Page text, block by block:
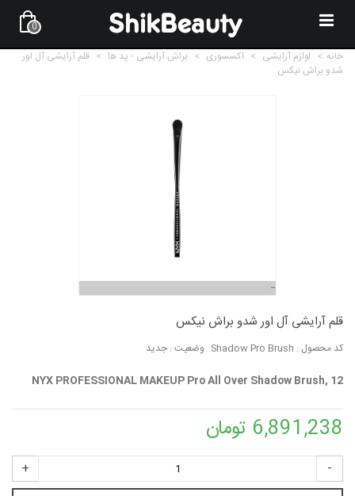
0
خانه > لوازم آرایشی > اکسسوری > براش آرایشی - پد ها > قلم آرایشی آل اور
شدو براش نیکس
قلم آرایشی آل اور شدو براش نیکس
کد محصول : Shadow Pro Brush وضعیت : جدید
NYX PROFESSIONAL MAKEUP Pro All Over Shadow Brush, 12
6,891,238 تومان
-
+